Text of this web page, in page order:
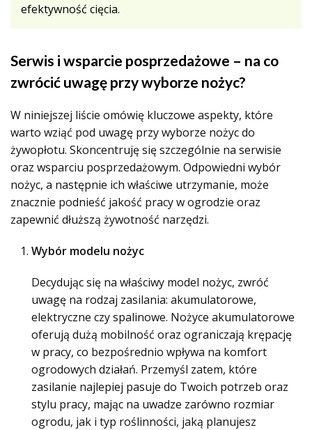
efektywność cięcia.
Serwis i wsparcie posprzedażowe – na co
zwrócić uwagę przy wyborze nożyc?
W niniejszej liście omówię kluczowe aspekty, które
warto wziąć pod uwagę przy wyborze nożyc do
żywopłotu. Skoncentruję się szczególnie na serwisie
oraz wsparciu posprzedażowym. Odpowiedni wybór
nożyc, a następnie ich właściwe utrzymanie, może
znacznie podnieść jakość pracy w ogrodzie oraz
zapewnić dłuższą żywotność narzędzi.
Wybór modelu nożyc
Decydując się na właściwy model nożyc, zwróć
uwagę na rodzaj zasilania: akumulatorowe,
elektryczne czy spalinowe. Nożyce akumulatorowe
oferują dużą mobilność oraz ograniczają krępację
w pracy, co bezpośrednio wpływa na komfort
ogrodowych działań. Przemyśl zatem, które
zasilanie najlepiej pasuje do Twoich potrzeb oraz
stylu pracy, mając na uwadze zarówno rozmiar
ogrodu, jak i typ roślinności, jaką planujesz